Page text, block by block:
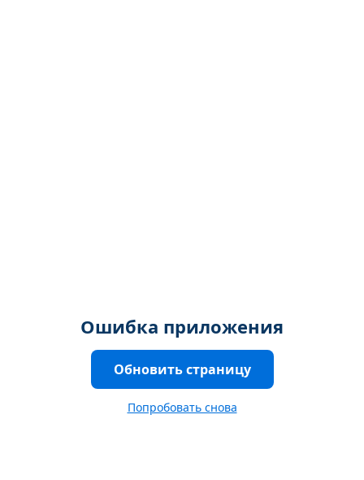
Ошибка приложения
Обновить страницу
Попробовать снова